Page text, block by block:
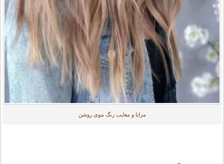
مزایا و معایب رنگ موی روشن